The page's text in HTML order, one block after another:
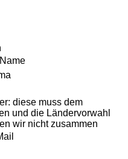
Name
diese muss dem
und die Ländervorwahl
wir nicht zusammen